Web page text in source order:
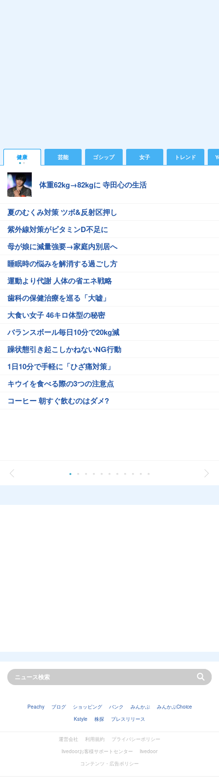
健康 芸能 ゴシップ 女子 トレンド
体重62kg→82kgに 寺田心の生活
夏のむくみ対策 ツボ&反射区押し
紫外線対策がビタミンD不足に
母が娘に減量強要→家庭内別居へ
睡眠時の悩みを解消する過ごし方
運動より代謝 人体の省エネ戦略
歯科の保健治療を巡る「大嘘」
大食い女子 46キロ体型の秘密
バランスボール毎日10分で20kg減
躁状態引き起こしかねないNG行動
1日10分で手軽に「ひざ痛対策」
キウイを食べる際の3つの注意点
コーヒー 朝すぐ飲むのはダメ?
Peachy ブログ ショッピング バンク みんかぶ
みんかぶChoice
Kstyle
株探 プレスリリース
運営会社 利用規約
プライバシーポリシー
livedoorお客様サポートセンター
livedoor
コンテンツ・広告ポリシー